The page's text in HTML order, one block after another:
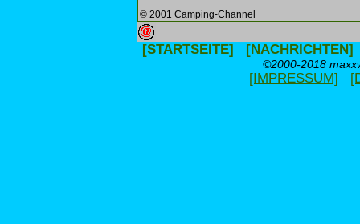
© 2001 Camping-Channel
[STARTSEITE] [NACHRICHTEN]
©2000-2018
[IMPRESSUM]